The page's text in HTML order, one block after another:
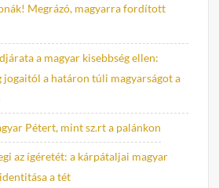
Megrázó, magyarra fordított
a magyar kisebbség ellen:
jogaitól a határon túli magyarságot a
Pétert, mint sz.rt a palánkon
az ígéretét: a kárpátaljai magyar
a tét